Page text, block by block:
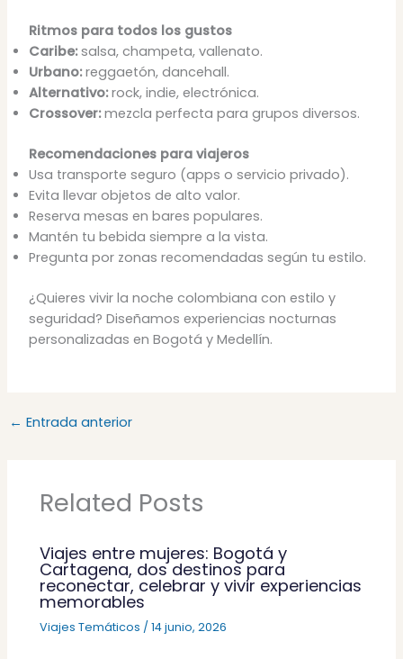
Ritmos para todos los gustos
Caribe:salsa, champeta, vallenato.
Urbano:reggaetón, dancehall.
Alternativo:rock, indie, electrónica.
Crossover:mezcla perfecta para grupos diversos.
Recomendaciones para viajeros
Usa transporte seguro (apps o servicio privado).
Evita llevar objetos de alto valor.
Reserva mesas en bares populares.
Mantén tu bebida siempre a la vista.
Pregunta por zonas recomendadas según tu estilo.
¿Quieres vivir la noche colombiana con estilo y
seguridad? Diseñamos experiencias nocturnas
personalizadas en Bogotá y Medellín.
← Entrada anterior
Related Posts
Viajes entre mujeres: Bogotá y
Cartagena, dos destinos para
reconectar, celebrar y vivir experiencias
memorables
Viajes Temáticos /14 junio, 2026